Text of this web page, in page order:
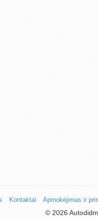
Kontaktai Apmokėjimas ir
© 2026